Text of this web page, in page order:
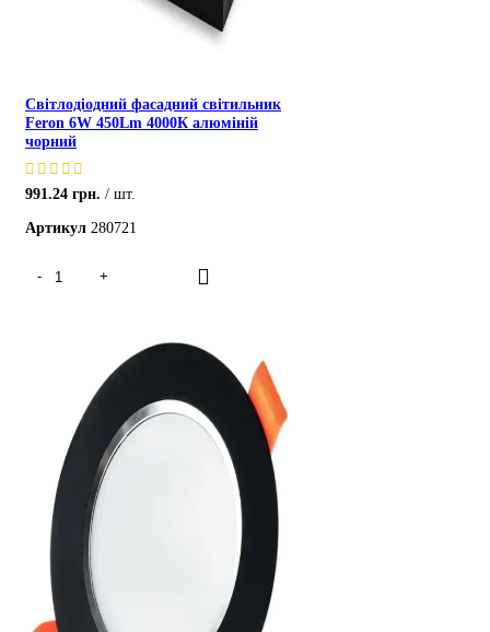
Світлодіодний фасадний світильник
Feron 6W 450Lm 4000К алюміній
чорний
991.24 грн.
шт.
Артикул 280721